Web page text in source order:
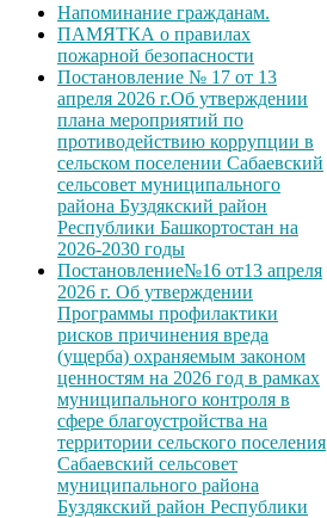
Напоминание гражданам.
ПАМЯТКА о правилах
пожарной безопасности
Постановление № 17 от 13
апреля 2026 г.Об утверждении
плана мероприятий по
противодействию коррупции в
сельском поселении Сабаевский
сельсовет муниципального
района Буздякский район
Республики Башкортостан на
2026-2030 годы
Постановление№16 от13 апреля
2026 г. Об утверждении
Программы профилактики
рисков причинения вреда
(ущерба) охраняемым законом
ценностям на 2026 год в рамках
муниципального контроля в
сфере благоустройства на
территории сельского поселения
Сабаевский сельсовет
муниципального района
Буздякский район Республики